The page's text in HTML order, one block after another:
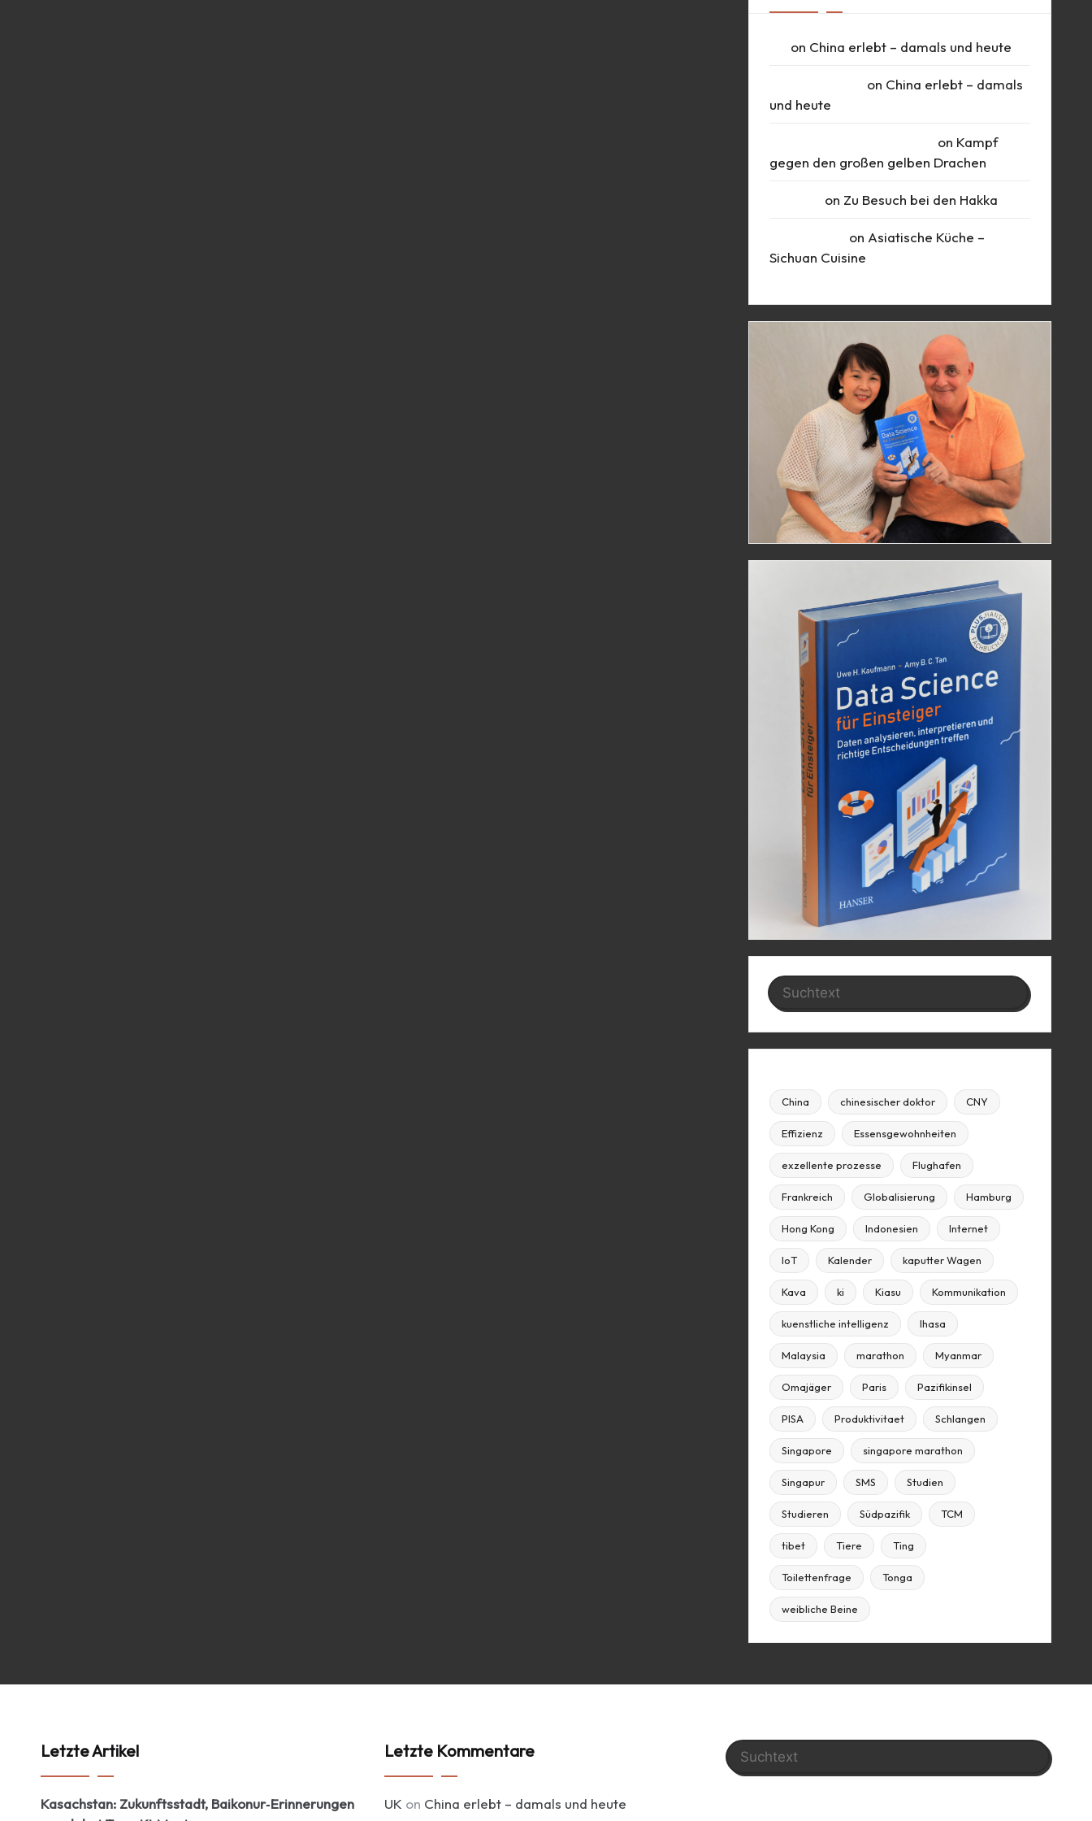
on China erlebt – damals und heute
on China erlebt – damals
und heute
on Kampf
gegen den großen gelben Drachen
on Zu Besuch bei den Hakka
on Asiatische Küche –
Sichuan Cuisine
Search
China chinesischer doktor CNY
Effizienz Essensgewohnheiten
exzellente prozesse Flughafen
Frankreich Globalisierung Hamburg
Hong Kong Indonesien Internet
IoT Kalender kaputter Wagen
Kava ki Kiasu Kommunikation
kuenstliche intelligenz lhasa
Malaysia marathon Myanmar
Omajäger Paris Pazifikinsel
PISA Produktivitaet Schlangen
Singapore singapore marathon
Singapur SMS Studien
Studieren Südpazifik TCM
tibet Tiere Ting
Toilettenfrage Tonga
weibliche Beine
Letzte Artikel
Kasachstan: Zukunftsstadt, Baikonur‑Erinnerungen
Letzte Kommentare
UK on China erlebt – damals und heute
Search